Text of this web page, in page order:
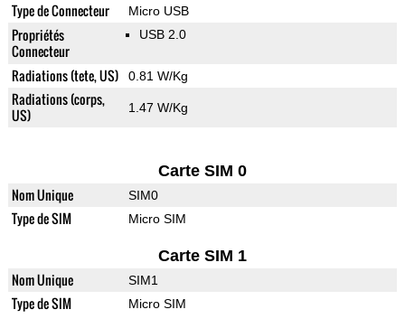
Type de Connecteur Micro USB
Propriétés
Connecteur
USB 2.0
Radiations (tete, US) 0.81 W/Kg
Radiations (corps,
US)
1.47 W/Kg
Carte SIM 0
Nom Unique SIM0
Type de SIM Micro SIM
Carte SIM 1
Nom Unique SIM1
Type de SIM Micro SIM